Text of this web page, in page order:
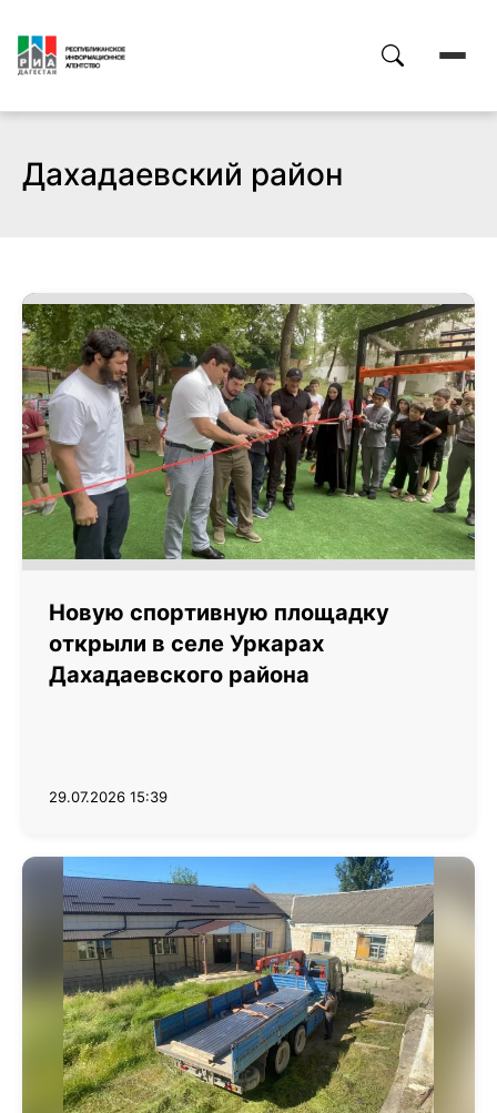
Дахадаевский район
Новую спортивную площадку
открыли в селе Уркарах
Дахадаевского района
29.07.2026 15:39